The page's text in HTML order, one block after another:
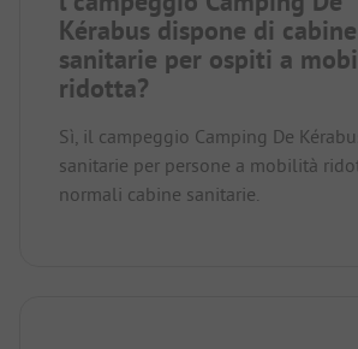
Kérabus dispone di cabine
sanitarie per ospiti a
ridotta?
Sì, il campeggio Camping De
sanitarie per persone a mobilità
normali cabine sanitarie.